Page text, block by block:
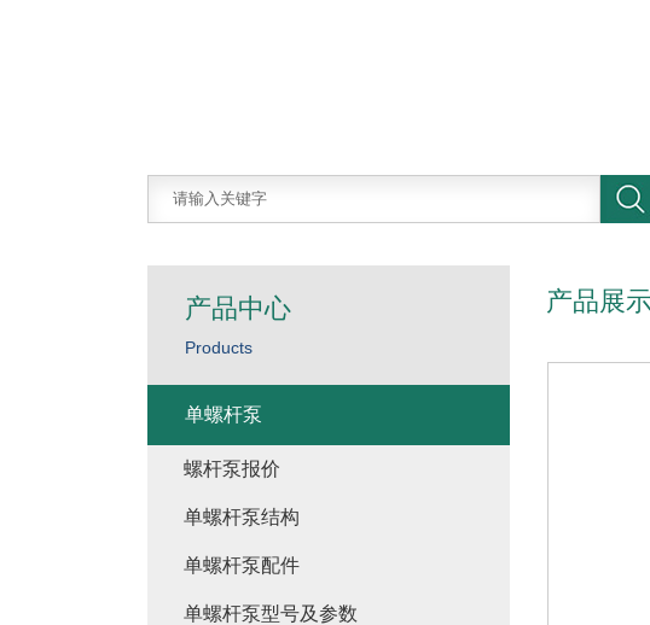
产品展示
产品中心
Products
单螺杆泵
螺杆泵报价
单螺杆泵结构
单螺杆泵配件
单螺杆泵型号及参数